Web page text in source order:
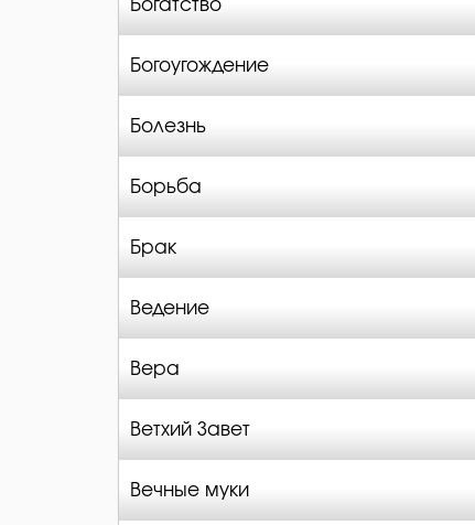
Богатство
Богоугождение
Болезнь
Борьба
Брак
Ведение
Вера
Ветхий Завет
Вечные муки